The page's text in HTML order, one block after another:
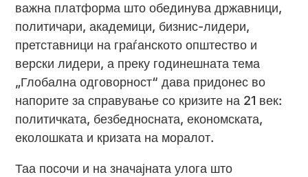
важна платформа што обединува државници,
политичари, академици, бизнис-лидери,
претставници на граѓанското општество и
верски лидери, а преку годинешната тема
„Глобална одговорност“ дава придонес во
напорите за справување со кризите на 21 век:
политичката, безбедносната, економската,
еколошката и кризата на моралот.
Таа посочи и на значајната улога што